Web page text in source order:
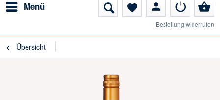
Menü favorite person shopping_basket
Bestellung widerrufen
Übersicht